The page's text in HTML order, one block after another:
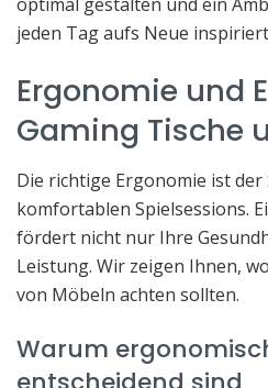
jeden Tag aufs Neue
Ergonomie und
Gaming Tische
Die richtige Ergonomie ist der
komfortablen Spielsessions.
fördert nicht nur Ihre
Leistung. Wir zeigen Ihnen,
von Möbeln achten sollten.
Warum